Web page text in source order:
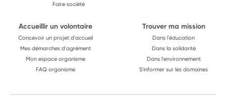
Faire société
Accueillir un volontaire
Concevoir un projet d'accueil
Mes démarches d'agrément
Mon espace organisme
FAQ organisme
Trouver ma mission
Dans l'éducation
Dans la solidarité
Dans l'environnement
S'informer sur les domaines